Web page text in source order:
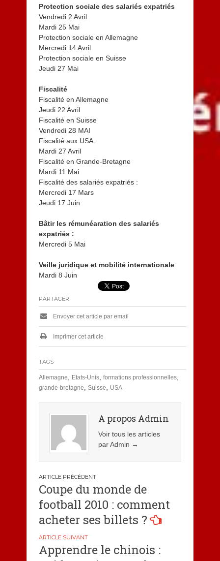
Protection sociale des salariés expatriés
Vendredi 2 Avril
Mardi 25 Mai
Protection sociale en Allemagne
Mercredi 14 Avril
Protection sociale en Suisse
Jeudi 27 Mai
Fiscalité
Fiscalité en Allemagne
Jeudi 22 Avril
Fiscalité en Suisse
Vendredi 28 MAI
Fiscalité aux USA :
Mardi 27 Avril
Fiscalité en Grande-Bretagne
Mardi 11 Mai
Fiscalité des salariés expatriés :
Mercredi 17 Mars
Jeudi 17 Juin
Bâtir les rémunéaration des salariés
expatriés :
Mercredi 5 Mai
Veille juridique et mobilité internationale
Mardi 8 Juin
PARTAGER
Envoyer cet article par email
Imprimer cet article
TAGS
Allemagne Etats-Unis, formations professionnelles,
grande-bretagne Suisse USA
A propos Admin
Voir tous les articles
par Admin →
Navigation
de
l’article
Coupe du monde de
football 2010 : comment
acheter ses billets ?
Apprendre le chinois :